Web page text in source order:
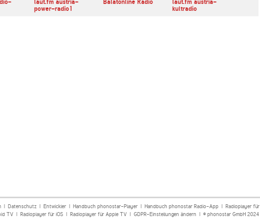
laut.fm austria-
power-radio1
Balatonline Radio
laut.fm austria-
kultradio
| Datenschutz| Entwickler| Handbuch phonostar-Player| Handbuch phonostar Radio-App| Radioplayer für
TV| Radioplayer für iOS| Radioplayer für Apple TV| GDPR-Einstellungen ändern | © phonostar GmbH 2024